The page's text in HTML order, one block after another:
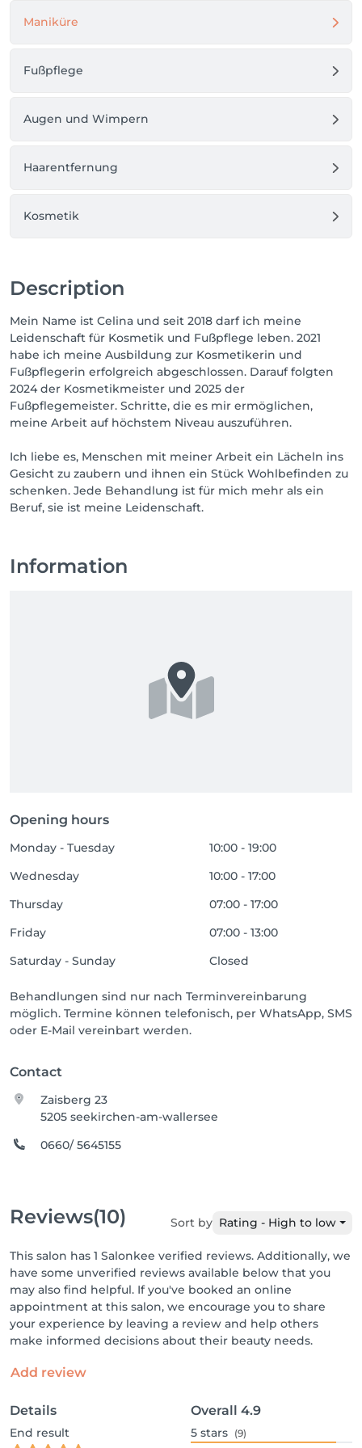
Maniküre
Fußpflege
Augen und Wimpern
Haarentfernung
Kosmetik
Description
Mein Name ist Celina und seit 2018 darf ich meine
Leidenschaft für Kosmetik und Fußpflege leben. 2021
habe ich meine Ausbildung zur Kosmetikerin und
Fußpflegerin erfolgreich abgeschlossen. Darauf folgten
2024 der Kosmetikmeister und 2025 der
Fußpflegemeister. Schritte, die es mir ermöglichen,
meine Arbeit auf höchstem Niveau auszuführen.
Ich liebe es, Menschen mit meiner Arbeit ein Lächeln ins
Gesicht zu zaubern und ihnen ein Stück Wohlbefinden zu
schenken. Jede Behandlung ist für mich mehr als ein
Beruf, sie ist meine Leidenschaft.
Information
Opening hours
Monday - Tuesday
10:00 - 19:00
Wednesday
10:00 - 17:00
Thursday
07:00 - 17:00
Friday
07:00 - 13:00
Saturday - Sunday
Closed
Behandlungen sind nur nach Terminvereinbarung
möglich. Termine können telefonisch, per WhatsApp, SMS
oder E-Mail vereinbart werden.
Contact
Zaisberg 23
5205 seekirchen-am-wallersee
0660/ 5645155
Reviews(10) Sort by Rating - High to low
This salon has 1 Salonkee verified reviews. Additionally, we
have some unverified reviews available below that you
may also find helpful. If you've booked an online
appointment at this salon, we encourage you to share
your experience by leaving a review and help others
make informed decisions about their beauty needs.
Add review
Details
End result
Overall 4.9
5 stars (9)